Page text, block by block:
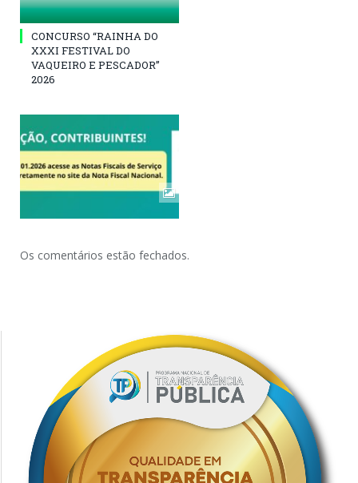
CONCURSO “RAINHA DO
XXXI FESTIVAL DO
VAQUEIRO E PESCADOR”
2026
Os comentários estão fechados.